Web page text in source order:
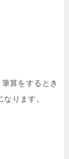
算をするとき
ります。